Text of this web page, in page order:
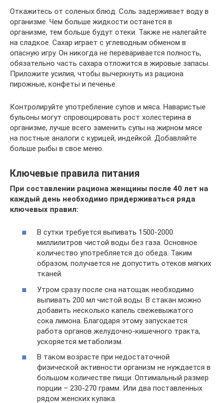
Откажитесь от соленых блюд. Соль задерживает воду в
организме. Чем больше жидкости останется в
организме, тем больше будут отеки. Также не налегайте
на сладкое. Сахар играет с углеводным обменом в
опасную игру. Он никогда не переваривается полность,
обязательно часть сахара отложится в жировые запасы.
Приложите усилия, чтобы вычеркнуть из рациона
пирожные, конфеты и печенье.
Контролируйте употребление супов и мяса. Наваристые
бульоны могут спровоцировать рост холестерина в
организме, лучше всего заменить супы на жирном мясе
на постные аналоги с курицей, индейкой. Добавляйте
больше рыбы в свое меню.
Ключевые правила питания
При составлении рациона женщины после 40 лет на
каждый день необходимо придерживаться ряда
ключевых правил:
В сутки требуется выпивать 1500-2000
миллилитров чистой воды без газа. Основное
количество употребляется до обеда. Таким
образом, получается не допустить отеков мягких
тканей.
Утром сразу после сна натощак необходимо
выпивать 200 мл чистой воды. В стакан можно
добавить несколько капель свежевыжатого
сока лимона. Благодаря этому запускается
работа органов желудочно-кишечного тракта,
ускоряется метаболизм.
В таком возрасте при недостаточной
физической активности организм не нуждается в
большом количестве пищи. Оптимальный размер
порции – 230-270 грамм. Или два поставленных
рядом женских кулака.